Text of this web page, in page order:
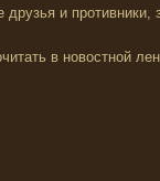
и
в новостной